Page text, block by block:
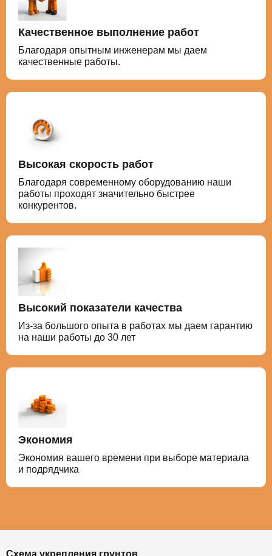
Качественное выполнение работ
Благодаря опытным инженерам мы даем
качественные работы.
Высокая скорость работ
Благодаря современному оборудованию наши
работы проходят значительно быстрее
конкурентов.
Высокий показатели качества
Из-за большого опыта в работах мы даем гарантию
на наши работы до 30 лет
Экономия
Экономия вашего времени при выборе материала
и подрядчика
Схема укрепления грунтов